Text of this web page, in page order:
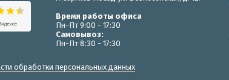
Время работы офиса
Пн-Пт 9:00 - 17:30
Самовывоз:
Пн-Пт 8:30 - 17:30
обработки персональных данных